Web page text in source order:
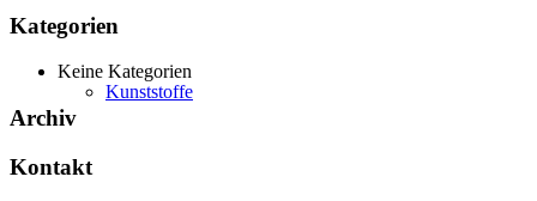
Kunststoffe
Kategorien
Keine Kategorien
Archiv
Kontakt